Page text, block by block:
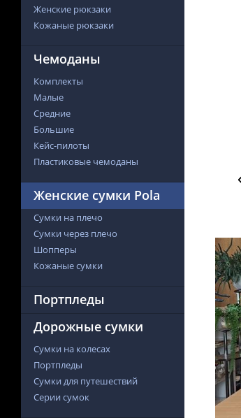
Женские рюкзаки
Кожаные рюкзаки
Чемоданы
Комплекты
Малые
Средние
Большие
Кейс-пилоты
Пластиковые чемоданы
Женские сумки Pola
Сумки на плечо
Сумки через плечо
Шопперы
Кожаные сумки
Портпледы
Дорожные сумки
Сумки на колесах
Портпледы
Сумки для путешествий
Серии сумок